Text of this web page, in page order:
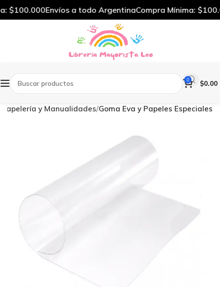
0 $0.00
Papelería y Manualidades Goma Eva y Papeles Especiales
$100.000Envíos a todo ArgentinaCompra Mínima: